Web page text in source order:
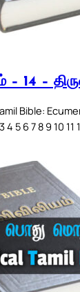
14 –
Bible:
5 6 7 8 9 10 11